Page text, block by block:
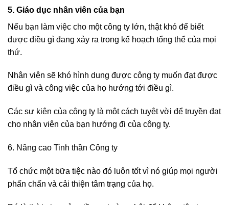
5. Giáo dục nhân viên của bạn
Nếu bạn làm việc cho một công ty lớn, thật khó để biết
được điều gì đang xảy ra trong kế hoạch tổng thể của mọi
thứ.
Nhân viên sẽ khó hình dung được công ty muốn đạt được
điều gì và công việc của họ hướng tới điều gì.
Các sự kiện của công ty là một cách tuyệt vời để truyền đạt
cho nhân viên của bạn hướng đi của công ty.
6. Nâng cao Tinh thần Công ty
Tổ chức một bữa tiệc nào đó luôn tốt vì nó giúp mọi người
phấn chấn và cải thiện tâm trạng của họ.